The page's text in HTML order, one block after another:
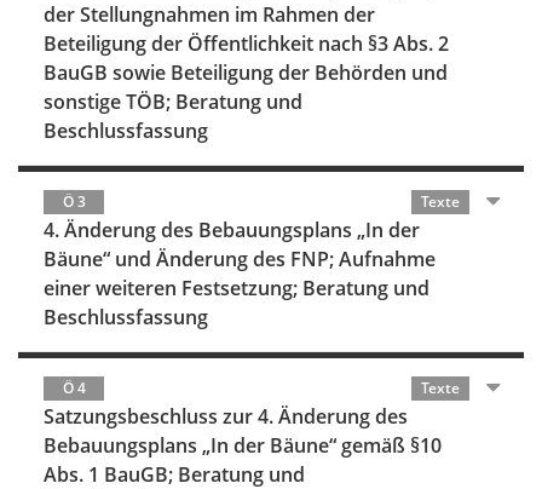
der Stellungnahmen im Rahmen der
Beteiligung der Öffentlichkeit nach §3 Abs. 2
BauGB sowie Beteiligung der Behörden und
sonstige TÖB; Beratung und
Beschlussfassung
Ö 3 Texte
4. Änderung des Bebauungsplans „In der
Bäune“ und Änderung des FNP; Aufnahme
einer weiteren Festsetzung; Beratung und
Beschlussfassung
Ö 4 Texte
Satzungsbeschluss zur 4. Änderung des
Bebauungsplans „In der Bäune“ gemäß §10
Abs. 1 BauGB; Beratung und